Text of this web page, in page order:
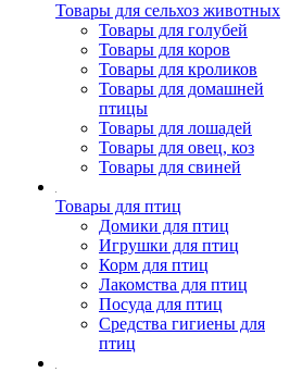
Товары для сельхоз животных
Товары для голубей
Товары для коров
Товары для кроликов
Товары для домашней
птицы
Товары для лошадей
Товары для овец, коз
Товары для свиней
Товары для птиц
Домики для птиц
Игрушки для птиц
Корм для птиц
Лакомства для птиц
Посуда для птиц
Средства гигиены для
птиц